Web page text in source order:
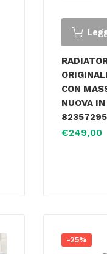
CON
NUOVA
82357295
€249,00
-25%